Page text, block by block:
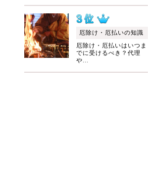
厄除け・厄払いの知識
厄除け・厄払いはいつま
でに受けるべき？代理
や...